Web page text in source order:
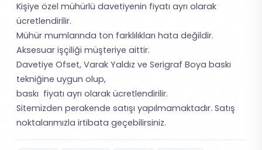
Kişiye özel mühürlü davetiyenin fiyatı ayrı olarak
ücretlendirilir.
Mühür mumlarında ton farklılıkları hata değildir.
Aksesuar işçiliği müşteriye aittir.
Davetiye Ofset, Varak Yaldız ve Serigraf Boya baskı
tekniğine uygun olup,
baskı fiyatı ayrı olarak ücretlendirilir.
Sitemizden perakende satışı yapılmamaktadır. Satış
noktalarımızla irtibata geçebilirsiniz.